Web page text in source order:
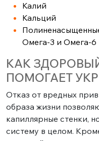
Калий
Кальций
Омега-3 и Омега-6
КАК
ПОМОГАЕТ
Отказ от вредных
образа жизни
капиллярные стенки,
систему в целом.